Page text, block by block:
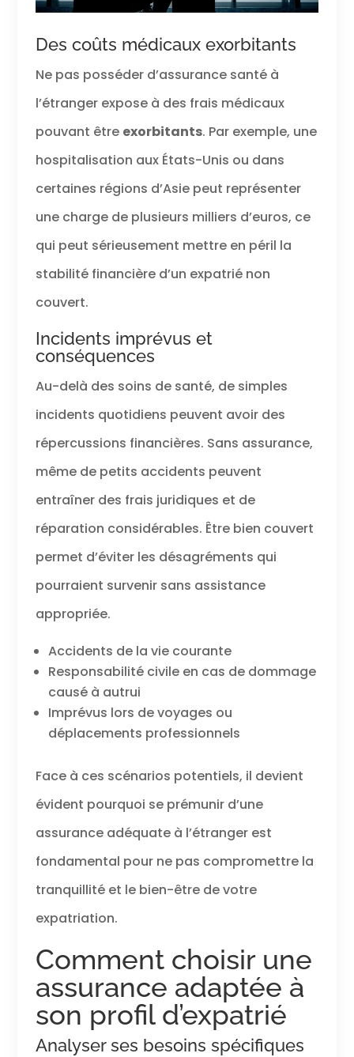
Des coûts médicaux exorbitants
Ne pas posséder d’assurance santé à
l’étranger expose à des frais médicaux
pouvant être exorbitants. Par exemple, une
hospitalisation aux États-Unis ou dans
certaines régions d’Asie peut représenter
une charge de plusieurs milliers d’euros, ce
qui peut sérieusement mettre en péril la
stabilité financière d’un expatrié non
couvert.
Incidents imprévus et
conséquences
Au-delà des soins de santé, de simples
incidents quotidiens peuvent avoir des
répercussions financières. Sans assurance,
même de petits accidents peuvent
entraîner des frais juridiques et de
réparation considérables. Être bien couvert
permet d’éviter les désagréments qui
pourraient survenir sans assistance
appropriée.
Accidents de la vie courante
Responsabilité civile en cas de dommage
causé à autrui
Imprévus lors de voyages ou
déplacements professionnels
Face à ces scénarios potentiels, il devient
évident pourquoi se prémunir d’une
assurance adéquate à l’étranger est
fondamental pour ne pas compromettre la
tranquillité et le bien-être de votre
expatriation.
Comment choisir une
assurance adaptée à
son profil d’expatrié
Analyser ses besoins spécifiques